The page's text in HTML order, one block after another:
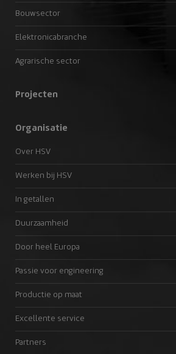
Bouwsector
Elektronicabranche
Agrarische sector
Projecten
Organisatie
Over HSV
Werken bij HSV
In getallen
Duurzaamheid
Door heel Europa
Passie voor engineering
Productie op maat
Excellente service
Partners